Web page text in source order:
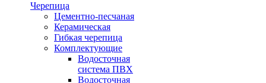
Черепица
Цементно-песчаная
Керамическая
Гибкая черепица
Комплектующие
Водосточная
система ПВХ
Водосточная